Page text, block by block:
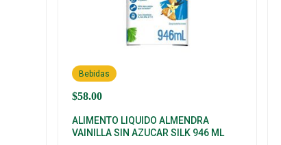
$58.00
Bebidas
ALIMENTO LIQUIDO ALMENDRA
VAINILLA SIN AZUCAR SILK 946 ML